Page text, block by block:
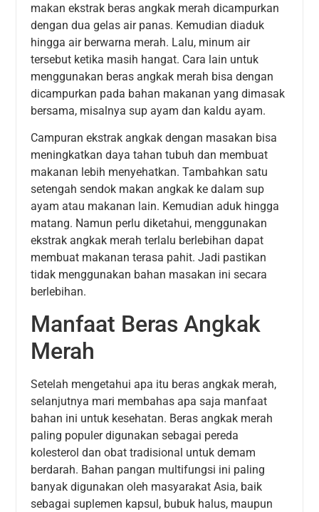
makan ekstrak beras angkak merah dicampurkan
dengan dua gelas air panas. Kemudian diaduk
hingga air berwarna merah. Lalu, minum air
tersebut ketika masih hangat. Cara lain untuk
menggunakan beras angkak merah bisa dengan
dicampurkan pada bahan makanan yang dimasak
bersama, misalnya sup ayam dan kaldu ayam.
Campuran ekstrak angkak dengan masakan bisa
meningkatkan daya tahan tubuh dan membuat
makanan lebih menyehatkan. Tambahkan satu
setengah sendok makan angkak ke dalam sup
ayam atau makanan lain. Kemudian aduk hingga
matang. Namun perlu diketahui, menggunakan
ekstrak angkak merah terlalu berlebihan dapat
membuat makanan terasa pahit. Jadi pastikan
tidak menggunakan bahan masakan ini secara
berlebihan.
Manfaat Beras Angkak
Merah
Setelah mengetahui apa itu beras angkak merah,
selanjutnya mari membahas apa saja manfaat
bahan ini untuk kesehatan. Beras angkak merah
paling populer digunakan sebagai pereda
kolesterol dan obat tradisional untuk demam
berdarah. Bahan pangan multifungsi ini paling
banyak digunakan oleh masyarakat Asia, baik
sebagai suplemen kapsul, bubuk halus, maupun